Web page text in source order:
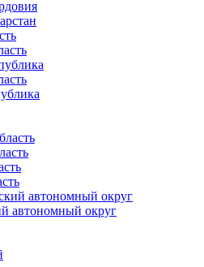
автономный округ
автономный округ